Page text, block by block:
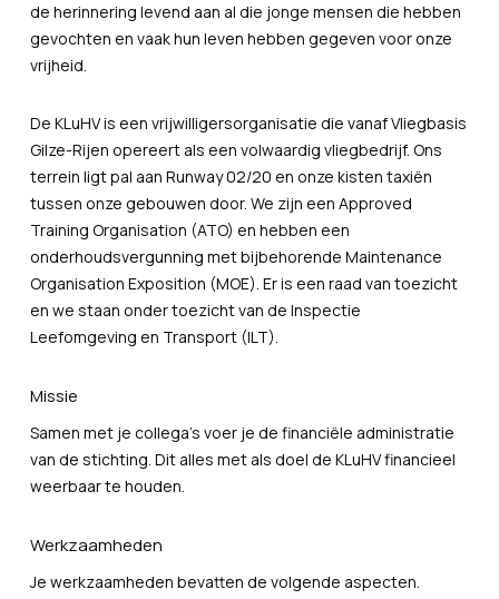
de herinnering levend aan al die jonge mensen die hebben
gevochten en vaak hun leven hebben gegeven voor onze
vrijheid.
De KLuHV is een vrijwilligersorganisatie die vanaf Vliegbasis
Gilze-Rijen opereert als een volwaardig vliegbedrijf. Ons
terrein ligt pal aan Runway 02/20 en onze kisten taxiën
tussen onze gebouwen door. We zijn een Approved
Training Organisation (ATO) en hebben een
onderhoudsvergunning met bijbehorende Maintenance
Organisation Exposition (MOE). Er is een raad van toezicht
en we staan onder toezicht van de Inspectie
Leefomgeving en Transport (ILT).
Missie
Samen met je collega’s voer je de financiële administratie
van de stichting. Dit alles met als doel de KLuHV financieel
weerbaar te houden.
Werkzaamheden
Je werkzaamheden bevatten de volgende aspecten.